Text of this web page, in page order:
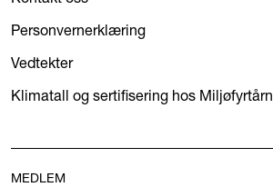
Personvernerklæring
Vedtekter
Klimatall og sertifisering hos Miljøfyrtårn
MEDLEM